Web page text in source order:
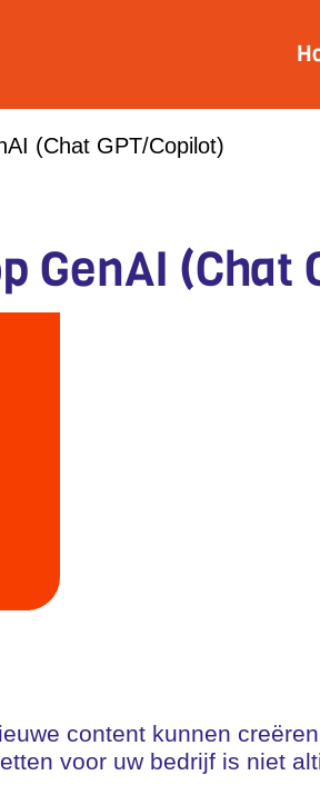
(Chat GPT/Copilot)
GenAI (Chat
content kunnen
voor uw bedrijf is niet